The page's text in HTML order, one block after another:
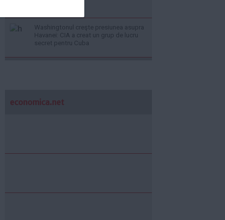
Washingtonul creşte presiunea asupra
Havanei: CIA a creat un grup de lucru
secret pentru Cuba
economica.net